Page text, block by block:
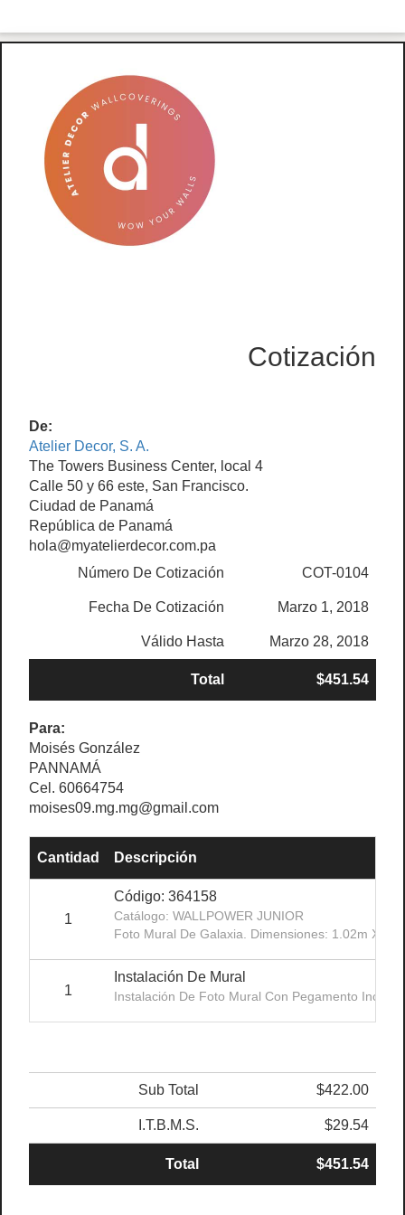
Cotización
De:
Atelier Decor, S. A.
The Towers Business Center, local 4
Calle 50 y 66 este, San Francisco.
Ciudad de Panamá
República de Panamá
hola@myatelierdecor.com.pa
Número De Cotización
COT-0104
Fecha De Cotización Marzo 1, 2018
Válido Hasta Marzo 28, 2018
Total $451.54
Para:
Moisés González
PANNAMÁ
Cel. 60664754
moises09.mg.mg@gmail.com
Cantidad Descripción
1
Código: 364158
Catálogo: WALLPOWER JUNIOR
Foto Mural De Galaxia. Dimensiones: 1.02m X
1
Instalación De Mural
Instalación De Foto Mural Con Pegamento
Sub Total $422.00
I.T.B.M.S. $29.54
Total $451.54